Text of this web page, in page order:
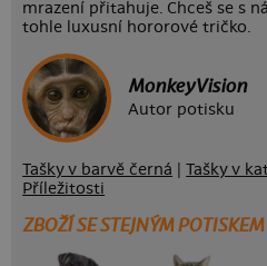
mrazení přitahuje. Chceš se s
tohle luxusní hororové tričko.
MonkeyVision
Autor potisku
Tašky v barvě černá |Tašky v
Příležitosti
ZBOŽÍ SE STEJNÝM POTISKEM